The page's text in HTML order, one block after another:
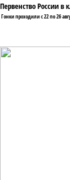
Первенство России в
Гонки проходили с 22 по 26